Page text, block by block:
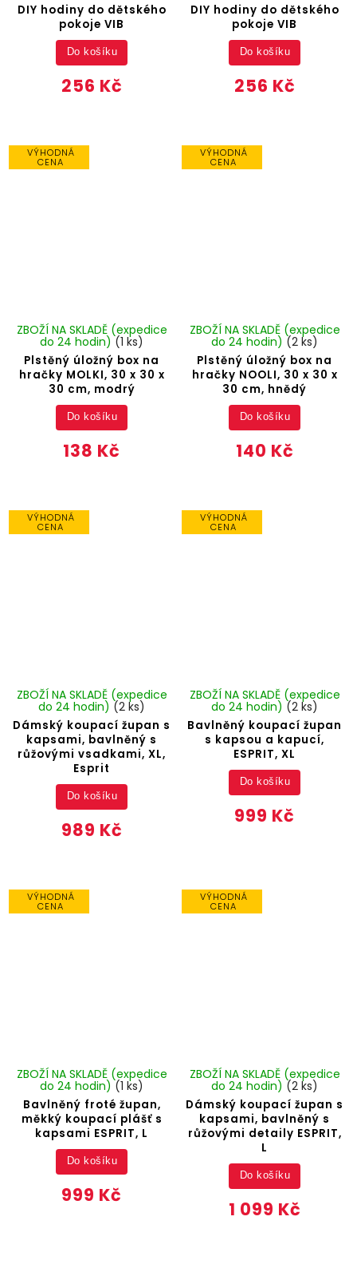
DIY hodiny do dětského
pokoje VIB
256 Kč
Do košíku
DIY hodiny do dětského
pokoje VIB
256 Kč
Do košíku
VÝHODNÁ
CENA
Plstěný úložný box na
hračky MOLKI, 30 x 30 x
30 cm, modrý
ZBOŽÍ NA SKLADĚ (expedice
do 24 hodin)(1 ks)
138 Kč
Do košíku
VÝHODNÁ
CENA
Plstěný úložný box na
hračky NOOLI, 30 x 30 x
30 cm, hnědý
ZBOŽÍ NA SKLADĚ (expedice
do 24 hodin) (2 ks)
140 Kč
Do košíku
VÝHODNÁ
CENA
Dámský koupací župan s
kapsami, bavlněný s
růžovými vsadkami, XL,
Esprit
ZBOŽÍ NA SKLADĚ (expedice
do 24 hodin) (2 ks)
989 Kč
Do košíku
VÝHODNÁ
CENA
Bavlněný koupací župan
s kapsou a kapucí,
ESPRIT, XL
ZBOŽÍ NA SKLADĚ (expedice
do 24 hodin) (2 ks)
999 Kč
Do košíku
VÝHODNÁ
CENA
Bavlněný froté župan,
měkký koupací plášť s
kapsami ESPRIT, L
ZBOŽÍ NA SKLADĚ (expedice
do 24 hodin)(1 ks)
999 Kč
Do košíku
VÝHODNÁ
CENA
Dámský koupací župan s
kapsami, bavlněný s
růžovými detaily ESPRIT,
L
ZBOŽÍ NA SKLADĚ (expedice
do 24 hodin) (2 ks)
1 099 Kč
Do košíku